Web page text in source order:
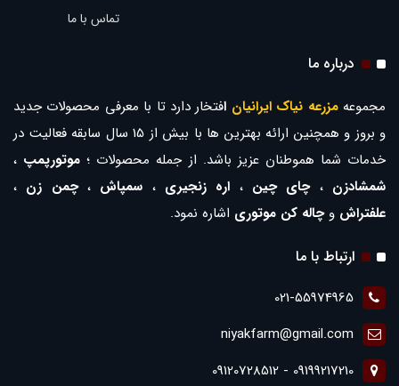
تماس با ما
درباره ما
مجموعهمزرعه نیاک ایرانیان افتخار دارد تا با معرفی محصولات جدید
و بروز و همچنین ارائه بهترین ها با بیش از 15 سال سابقه فعالیت در
خدمات شما هموطنان عزیز باشد. از جمله محصولات ؛ موتورپمپ ،
شمشادزن ،چای چین ، اره زنجیری ، سمپاش ،چمن زن ،
علفتراش وچاله کن موتوری اشاره نمود.
ارتباط با ما
021-55974965
niyakfarm@gmail.com
09199217210 - 09120728512